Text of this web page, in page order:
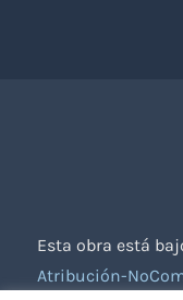
Esta obra está
Atribución-